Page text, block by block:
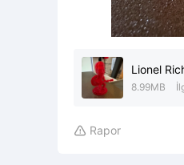
Lionel
8.99MB
 Rapor